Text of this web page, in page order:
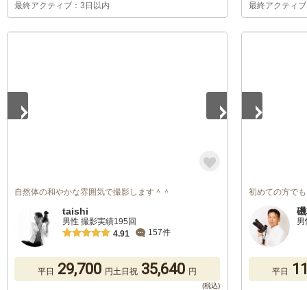
最終アクティブ：3日以内 最終アクティ
自然体の和やかな雰囲気で撮影します＾＾
taishi
男性 撮影実績195回
4.91
157件
平日 29,700 円土日祝 35,640 円
初めての方で
男
平日